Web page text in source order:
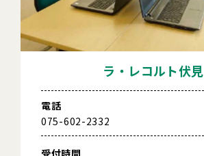
ラ・レコルト伏見
電話
075-602-2332
受付時間